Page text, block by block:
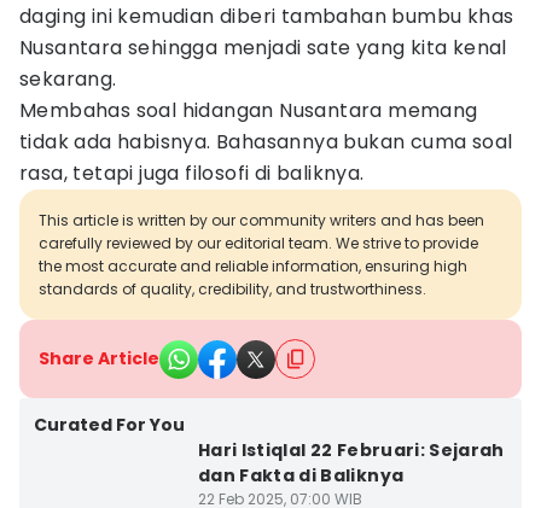
daging ini kemudian diberi tambahan bumbu khas
Nusantara sehingga menjadi sate yang kita kenal
sekarang.
Membahas soal hidangan Nusantara memang
tidak ada habisnya. Bahasannya bukan cuma soal
rasa, tetapi juga filosofi di baliknya.
This article is written by our community writers and has been
carefully reviewed by our editorial team. We strive to provide
the most accurate and reliable information, ensuring high
standards of quality, credibility, and trustworthiness.
Share Article
Curated For You
Hari Istiqlal 22 Februari: Sejarah
dan Fakta di Baliknya
22 Feb 2025, 07:00 WIB